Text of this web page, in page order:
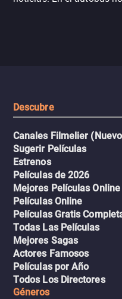
Descubre
Canales Filmelier
Sugerir Películas
Estrenos
Películas de 2026
Mejores Películas Online
Películas Online
Películas Gratis
Todas Las Películas
Mejores Sagas
Actores Famosos
Películas por Año
Todos Los Directores
Géneros